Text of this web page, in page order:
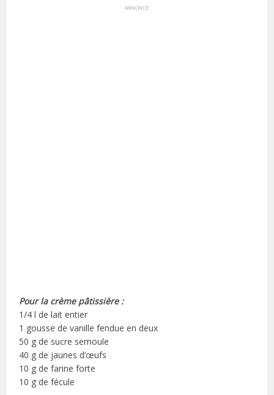
ANNONCE
Pour la crème pâtissière :
1/4 l de lait entier
1 gousse de vanille fendue en deux
50 g de sucre semoule
40 g de jaunes d’œufs
10 g de farine forte
10 g de fécule